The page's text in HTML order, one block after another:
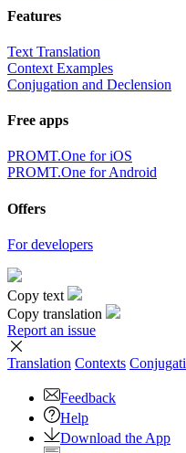
Features
Text Translation
Context Examples
Conjugation and Declension
Free apps
PROMT.One for iOS
PROMT.One for Android
Offers
For developers
Copy text
Copy translation
Report an issue
Translation Contexts
Feedback
Help
Download the App